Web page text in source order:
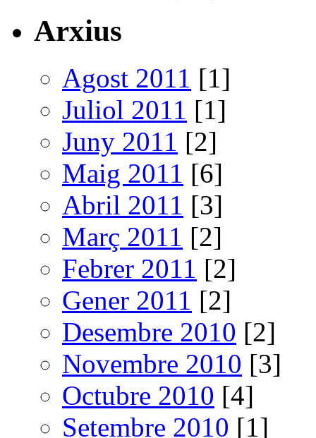
Arxius
Agost 2011 [1]
Juliol 2011 [1]
Juny 2011 [2]
Maig 2011 [6]
Abril 2011 [3]
Març 2011 [2]
Febrer 2011 [2]
Gener 2011 [2]
Desembre 2010 [2]
Novembre 2010 [3]
Octubre 2010 [4]
Setembre 2010 [1]